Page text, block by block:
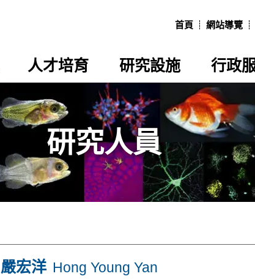
首頁 網站導覽
人才培育 研究設施 行政
研究人員
嚴宏洋 Hong Young Yan